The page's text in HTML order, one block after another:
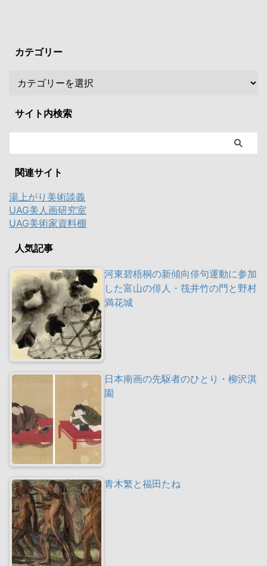
カテゴリー
サイト内検索
関連サイト
湯上がり美術談義
UAG美人画研究室
UAG美術家資料棚
人気記事
河東碧梧桐の新傾向俳句運動に参加
した富山の俳人・筏井竹の門と野村
満花城
日本南画の先駆者のひとり・柳沢淇
園
青木繁と福田たね